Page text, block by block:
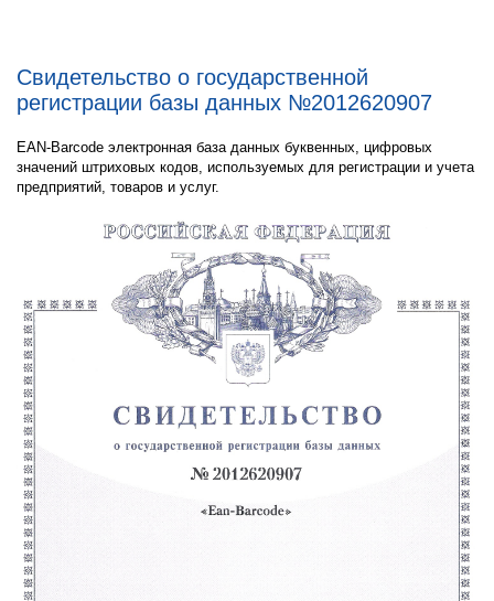
Свидетельство о государственной
регистрации базы данных №2012620907
EAN-Barcode электронная база данных буквенных, цифровых
значений штриховых кодов, используемых для регистрации и учета
предприятий, товаров и услуг.